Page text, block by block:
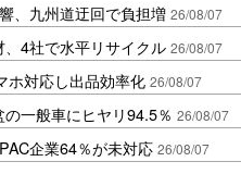
、九州道迂回で負担増 26/08/07
4社で水平リサイクル 26/08/07
ホ対応し出品効率化 26/08/07
の一般車にヒヤリ94.5％ 26/08/07
企業64％が未対応 26/08/07